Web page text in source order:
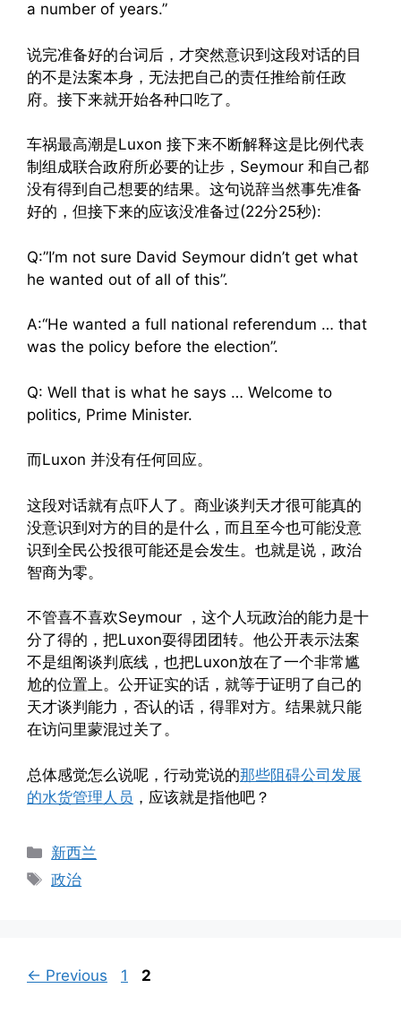
a number of years.”
说完准备好的台词后，才突然意识到这段对话的目
的不是法案本身，无法把自己的责任推给前任政
府。接下来就开始各种口吃了。
车祸最高潮是Luxon 接下来不断解释这是比例代表
制组成联合政府所必要的让步，Seymour 和自己都
没有得到自己想要的结果。这句说辞当然事先准备
好的，但接下来的应该没准备过(22分25秒):
Q:”I’m not sure David Seymour didn’t get what
he wanted out of all of this”.
A:“He wanted a full national referendum … that
was the policy before the election”.
Q: Well that is what he says … Welcome to
politics, Prime Minister.
而Luxon 并没有任何回应。
这段对话就有点吓人了。商业谈判天才很可能真的
没意识到对方的目的是什么，而且至今也可能没意
识到全民公投很可能还是会发生。也就是说，政治
智商为零。
不管喜不喜欢Seymour ，这个人玩政治的能力是十
分了得的，把Luxon耍得团团转。他公开表示法案
不是组阁谈判底线，也把Luxon放在了一个非常尴
尬的位置上。公开证实的话，就等于证明了自己的
天才谈判能力，否认的话，得罪对方。结果就只能
在访问里蒙混过关了。
总体感觉怎么说呢，行动党说的那些阻碍公司发展
的水货管理人员 ，应该就是指他吧？
Categories
新西兰
Tags
政治
← Previous Page
1 Page
2